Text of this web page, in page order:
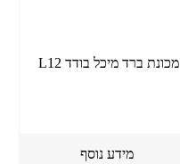
מכונת ברד מיכל בודד L12
מידע נוסף